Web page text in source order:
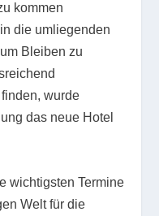
kommen
die umliegenden
Bleiben zu
wurde
das neue Hotel
wichtigsten Termine
Welt für die